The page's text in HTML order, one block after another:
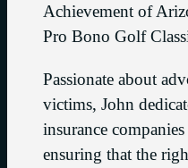
Achievement of
Pro Bono Golf
Passionate about
victims, John
insurance
ensuring that the